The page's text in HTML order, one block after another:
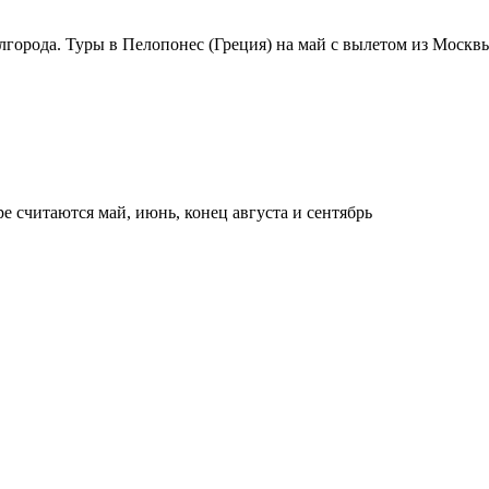
Туры в Пелопонес (Греция) на май с вылетом из
май, июнь, конец августа и сентябрь